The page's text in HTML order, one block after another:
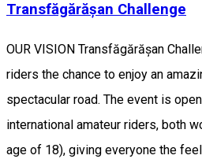
Transfăgărășan Challenge
OUR VISION Transfăgărășan
riders the chance to enjoy an
spectacular road. The event is
international amateur riders, both
age of 18), giving everyone the